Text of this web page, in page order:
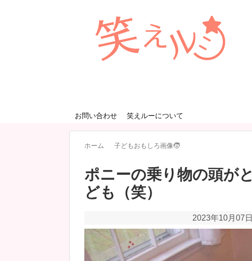
お問い合わせ 笑えルーについて
ホーム 子どもおもしろ画像🧒
ポニーの乗り物の頭が
ども（笑）
2023年10月07日